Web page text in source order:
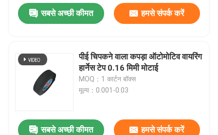
उत्पाद
वीडियो
वीआर दिखाएँ
सबसे अच्छी कीमत हमसे संपर्क करें
पीई चिपकने वाला कपड़ा ऑटोमोटिव वायरिंग
हार्नेस टेप 0.16 मिमी मोटाई
MOQ：1 कार्टन बॉक्स
मूल्य：0.001-0.03
सबसे अच्छी कीमत हमसे संपर्क करें